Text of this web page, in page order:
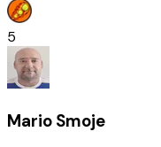
5
Mario Smoje